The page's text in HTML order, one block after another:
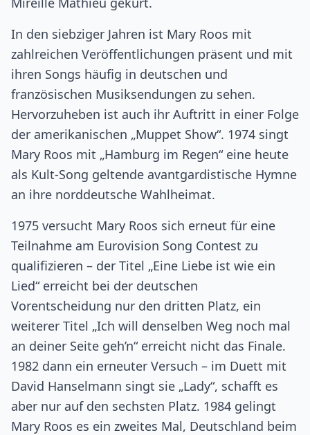
In den siebziger Jahren ist Mary Roos mit
zahlreichen Veröffentlichungen präsent und mit
ihren Songs häufig in deutschen und
französischen Musiksendungen zu sehen.
Hervorzuheben ist auch ihr Auftritt in einer Folge
der amerikanischen „Muppet Show“. 1974 singt
Mary Roos mit „Hamburg im Regen“ eine heute
als Kult-Song geltende avantgardistische Hymne
an ihre norddeutsche Wahlheimat.
1975 versucht Mary Roos sich erneut für eine
Teilnahme am Eurovision Song Contest zu
qualifizieren – der Titel „Eine Liebe ist wie ein
Lied“ erreicht bei der deutschen
Vorentscheidung nur den dritten Platz, ein
weiterer Titel „Ich will denselben Weg noch mal
an deiner Seite geh’n“ erreicht nicht das Finale.
1982 dann ein erneuter Versuch – im Duett mit
David Hanselmann singt sie „Lady“, schafft es
aber nur auf den sechsten Platz. 1984 gelingt
Mary Roos es ein zweites Mal, Deutschland beim